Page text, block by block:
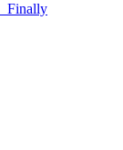
Finally